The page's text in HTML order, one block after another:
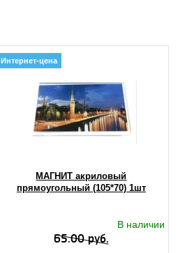
МАГНИТ акриловый
прямоугольный (105*70) 1шт
В наличии
Интернет-цена
65.00 руб.